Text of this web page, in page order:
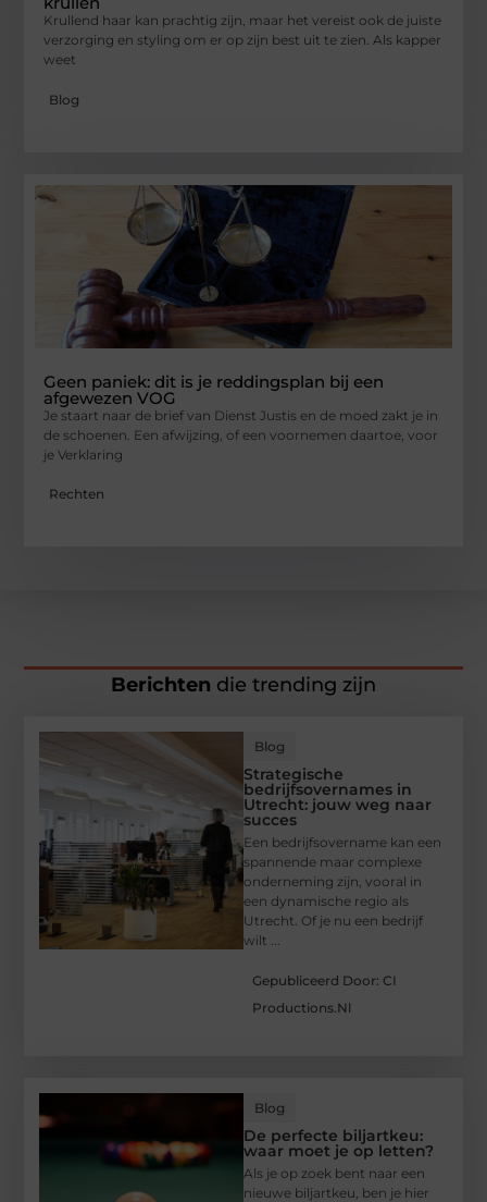
Krullend haar kan prachtig zijn, maar het vereist ook de juiste
verzorging en styling om er op zijn best uit te zien. Als kapper
weet
Blog
Geen paniek: dit is je reddingsplan bij een
afgewezen VOG
Je staart naar de brief van Dienst Justis en de moed zakt je in
de schoenen. Een afwijzing, of een voornemen daartoe, voor
je Verklaring
Rechten
Berichten die trending zijn
Blog
Strategische
bedrijfsovernames in
Utrecht: jouw weg naar
succes
Een bedrijfsovername kan een
spannende maar complexe
onderneming zijn, vooral in
een dynamische regio als
Utrecht. Of je nu een bedrijf
wilt ...
Gepubliceerd Door: CI
Productions.nl
Blog
De perfecte biljartkeu:
waar moet je op letten?
Als je op zoek bent naar een
nieuwe biljartkeu, ben je hier